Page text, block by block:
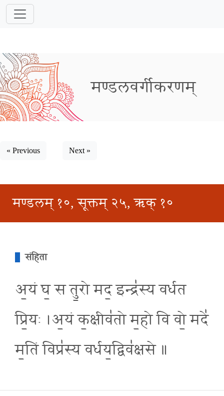
मण्डलवर्गीकरणम्
« Previous Next »
मण्डलम् १०, सूक्तम् २५, ऋक् १०
संहिता
अ॒यं घ॒ स तु॒रो मद॒ इन्द्र॑स्य वर्धत
प्रि॒यः ।अ॒यं क॒क्षीव॑तो म॒हो वि वो॒ मदे॑
म॒तिं विप्र॑स्य वर्धय॒द्विव॑क्षसे ॥